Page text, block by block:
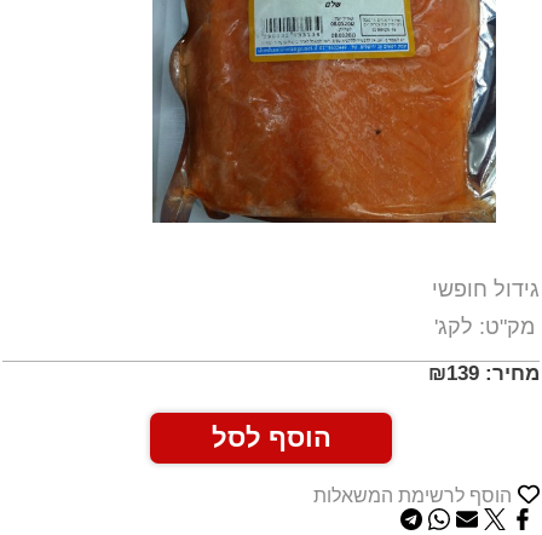
גידול חופשי
מק"ט: לקג'
מחיר: ₪139
הוסף לסל
הוסף לרשימת המשאלות